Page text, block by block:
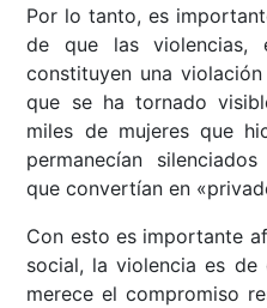
Por lo tanto, es
de que las violencias,
constituyen una
que se ha tornado
miles de mujeres que
permanecían
que convertían en
Con esto es importante
social, la violencia es
merece el compromiso